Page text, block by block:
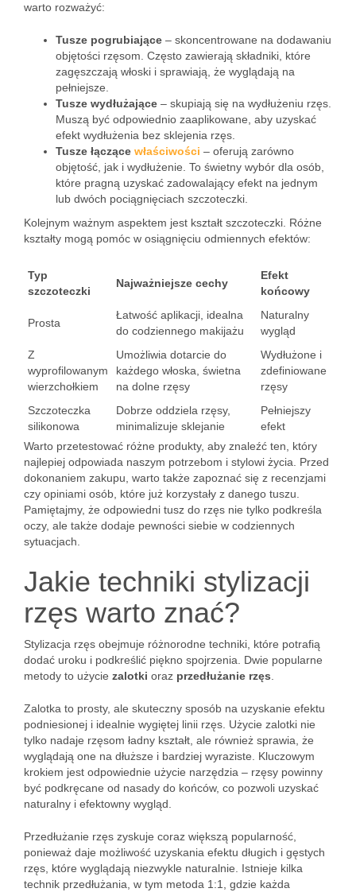
warto rozważyć:
Tusze pogrubiające – skoncentrowane na dodawaniu
objętości rzęsom. Często zawierają składniki, które
zagęszczają włoski i sprawiają, że wyglądają na
pełniejsze.
Tusze wydłużające – skupiają się na wydłużeniu rzęs.
Muszą być odpowiednio zaaplikowane, aby uzyskać
efekt wydłużenia bez sklejenia rzęs.
Tusze łączące właściwości – oferują zarówno
objętość, jak i wydłużenie. To świetny wybór dla osób,
które pragną uzyskać zadowalający efekt na jednym
lub dwóch pociągnięciach szczoteczki.
Kolejnym ważnym aspektem jest kształt szczoteczki. Różne
kształty mogą pomóc w osiągnięciu odmiennych efektów:
Typ
szczoteczki
Najważniejsze cechy
Efekt
końcowy
Prosta
Łatwość aplikacji, idealna
do codziennego makijażu
Naturalny
wygląd
Z
wyprofilowanym
wierzchołkiem
Umożliwia dotarcie do
każdego włoska, świetna
na dolne rzęsy
Wydłużone i
zdefiniowane
rzęsy
Szczoteczka
silikonowa
Dobrze oddziela rzęsy,
minimalizuje sklejanie
Pełniejszy
efekt
Warto przetestować różne produkty, aby znaleźć ten, który
najlepiej odpowiada naszym potrzebom i stylowi życia. Przed
dokonaniem zakupu, warto także zapoznać się z recenzjami
czy opiniami osób, które już korzystały z danego tuszu.
Pamiętajmy, że odpowiedni tusz do rzęs nie tylko podkreśla
oczy, ale także dodaje pewności siebie w codziennych
sytuacjach.
Jakie techniki stylizacji
rzęs warto znać?
Stylizacja rzęs obejmuje różnorodne techniki, które potrafią
dodać uroku i podkreślić piękno spojrzenia. Dwie popularne
metody to użycie zalotki oraz przedłużanie rzęs
Zalotka to prosty, ale skuteczny sposób na uzyskanie efektu
podniesionej i idealnie wygiętej linii rzęs. Użycie zalotki nie
tylko nadaje rzęsom ładny kształt, ale również sprawia, że
wyglądają one na dłuższe i bardziej wyraziste. Kluczowym
krokiem jest odpowiednie użycie narzędzia – rzęsy powinny
być podkręcane od nasady do końców, co pozwoli uzyskać
naturalny i efektowny wygląd.
Przedłużanie rzęs zyskuje coraz większą popularność,
ponieważ daje możliwość uzyskania efektu długich i gęstych
rzęs, które wyglądają niezwykle naturalnie. Istnieje kilka
technik przedłużania, w tym metoda 1:1, gdzie każda